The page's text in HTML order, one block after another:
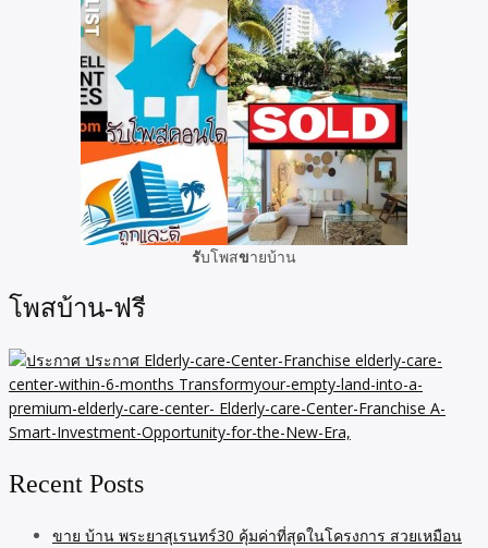
รับโพสขายบ้าน
โพสบ้าน-ฟรี
Recent Posts
ขาย บ้าน พระยาสุเรนทร์30 คุ้มค่าที่สุดในโครงการ สวยเหมือน